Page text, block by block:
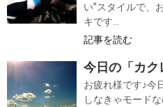
い”スタイルで、
キです...
記事を読む
今日の「カク
お疲れ様です♪今
しなきゃモード